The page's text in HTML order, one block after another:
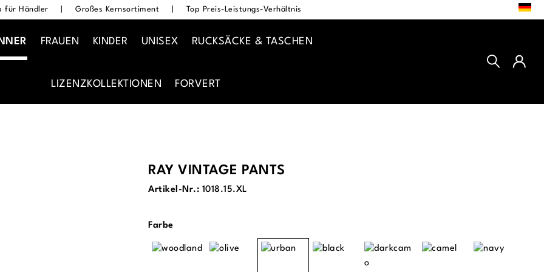
für Händler Großes Kernsortiment Top Preis-Leistungs-Verhältnis
FRAUEN KINDER UNISEX RUCKSÄCKE & TASCHEN
LIZENZKOLLEKTIONEN FORVERT
RAY VINTAGE PANTS
Artikel-Nr.: 1018.15.XL
Farbeauswählen